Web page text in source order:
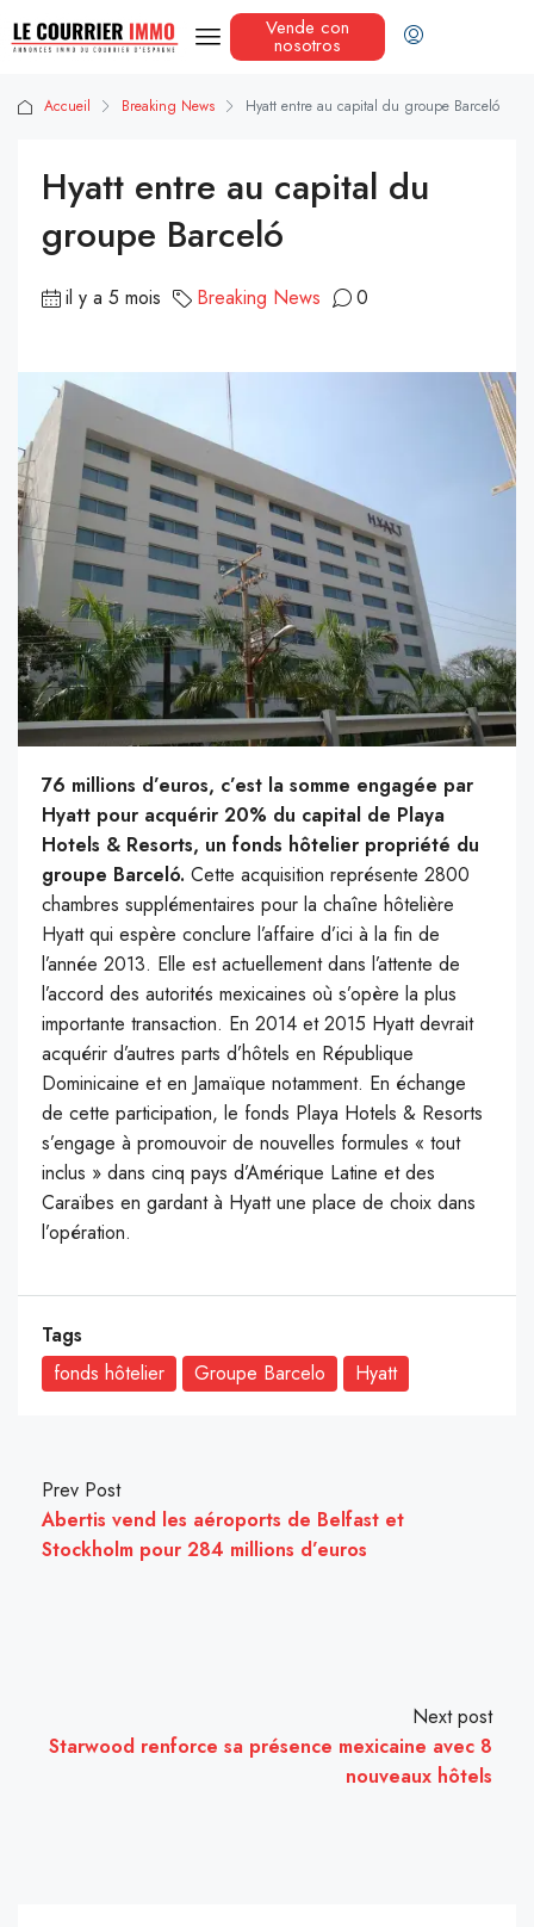
Vende con
nosotros
Accueil Breaking News Hyatt entre au capital du groupe Barceló
Hyatt entre au capital du
groupe Barceló
il y a 5 mois Breaking News 0
76 millions d’euros, c’est la somme engagée par
Hyatt pour acquérir 20% du capital de Playa
Hotels & Resorts, un fonds hôtelier propriété du
groupe Barceló. Cette acquisition représente 2800
chambres supplémentaires pour la chaîne hôtelière
Hyatt qui espère conclure l’affaire d’ici à la fin de
l’année 2013. Elle est actuellement dans l’attente de
l’accord des autorités mexicaines où s’opère la plus
importante transaction. En 2014 et 2015 Hyatt devrait
acquérir d’autres parts d’hôtels en République
Dominicaine et en Jamaïque notamment. En échange
de cette participation, le fonds Playa Hotels & Resorts
s’engage à promouvoir de nouvelles formules « tout
inclus » dans cinq pays d’Amérique Latine et des
Caraïbes en gardant à Hyatt une place de choix dans
l’opération.
Tags
fonds hôtelier
Groupe Barcelo Hyatt
Prev Post
Abertis vend les aéroports de Belfast et
Stockholm pour 284 millions d’euros
Next post
Starwood renforce sa présence mexicaine avec 8
nouveaux hôtels